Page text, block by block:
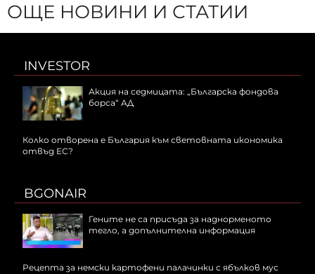
ОЩЕ НОВИНИ И СТАТИИ
INVESTOR
Акция на седмицата: „Българска фондова
борса“ АД
Колко отворена е България към световната икономика
отвъд ЕС?
BGONAIR
Гените не са присъда за наднорменото
тегло, а допълнителна информация
Рецепта за немски картофени палачинки с ябълков мус